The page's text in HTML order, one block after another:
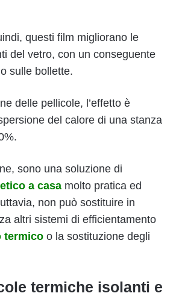
questi film migliorano le
del vetro, con un conseguente
sulle bollette.
delle pellicole, l’effetto è
del calore di una stanza
sono una soluzione di
a casa molto pratica ed
non può sostituire in
altri sistemi di efficientamento
termico o la sostituzione degli
termiche isolanti e